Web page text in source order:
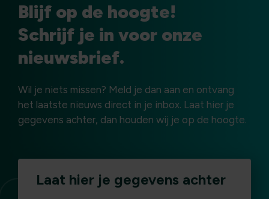
Blijf op de hoogte!
Schrijf je in voor onze
nieuwsbrief.
Wil je niets missen? Meld je dan aan en ontvang
het laatste nieuws direct in je inbox. Laat hier je
gegevens achter, dan houden wij je op de hoogte.
Laat hier je gegevens achter